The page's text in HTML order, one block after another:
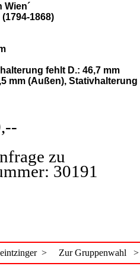
Wien´
1868)
fehlt D.: 46,7 mm
mm (Außen), Stativhalterung
zu
30191
> Zur Gruppenwahl >